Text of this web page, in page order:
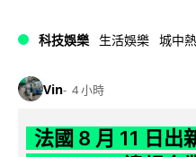
科技娛樂 生活娛樂 城中
Vin 4 小時
法國 8 月 11 日出